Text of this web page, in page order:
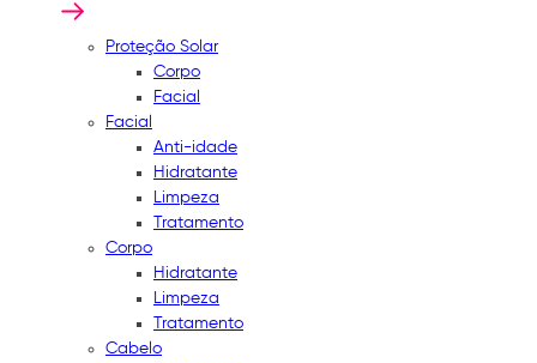
Proteção Solar
Corpo
Facial
Facial
Anti-idade
Hidratante
Limpeza
Tratamento
Corpo
Hidratante
Limpeza
Tratamento
Cabelo